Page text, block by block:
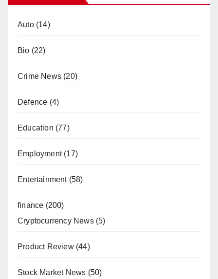
Auto(14)
Bio (22)
Crime News (20)
Defence (4)
Education (77)
Employment(17)
Entertainment(58)
finance (200)
Cryptocurrency News(5)
Product Review(44)
Stock Market News (50)